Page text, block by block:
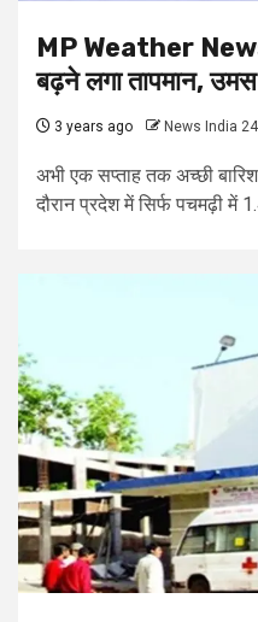
MP Weather
बढ़ने लगा तापमान, उमस
3 years ago News India
अभी एक सप्ताह तक अच्छी
दौरान प्रदेश में सिर्फ पचमढ़ी में